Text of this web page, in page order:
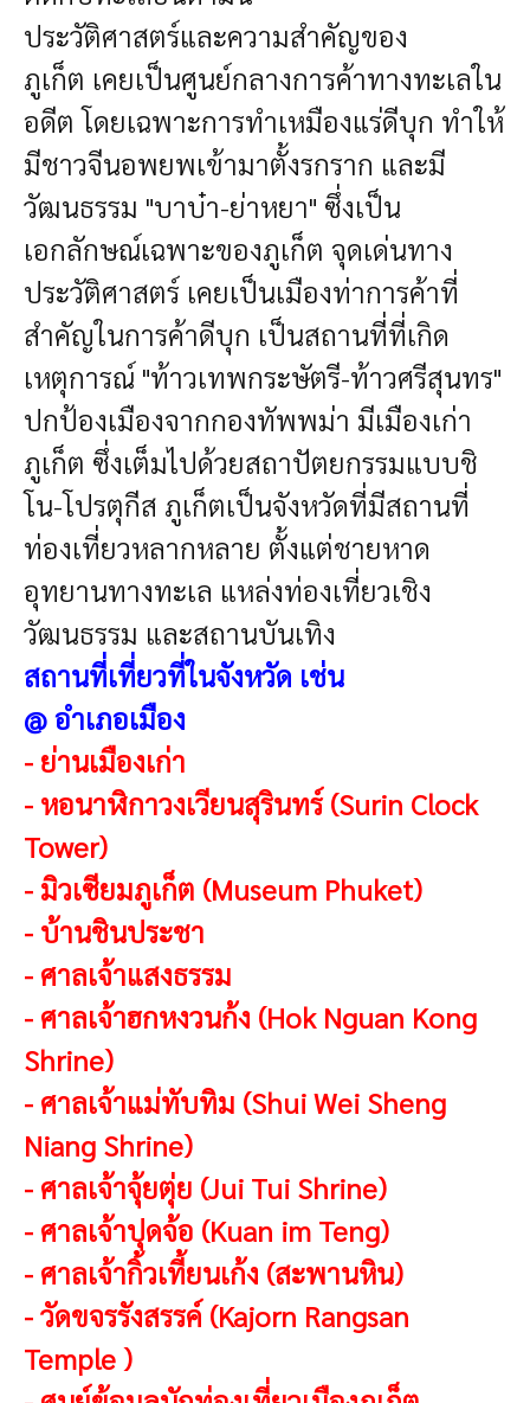
ประวัติศาสตร์และความสำคัญของ
ภูเก็ต เคยเป็นศูนย์กลางการค้าทางทะเลใน
อดีต โดยเฉพาะการทำเหมืองแร่ดีบุก ทำให้
มีชาวจีนอพยพเข้ามาตั้งรกราก และมี
วัฒนธรรม "บาบ๋า-ย่าหยา" ซึ่งเป็น
เอกลักษณ์เฉพาะของภูเก็ต จุดเด่นทาง
ประวัติศาสตร์ เคยเป็นเมืองท่าการค้าที่
สำคัญในการค้าดีบุก เป็นสถานที่ที่เกิด
เหตุการณ์ "ท้าวเทพกระษัตรี-ท้าวศรีสุนทร"
ปกป้องเมืองจากกองทัพพม่า มีเมืองเก่า
ภูเก็ต ซึ่งเต็มไปด้วยสถาปัตยกรรมแบบชิ
โน-โปรตุกีส ภูเก็ตเป็นจังหวัดที่มีสถานที่
ท่องเที่ยวหลากหลาย ตั้งแต่ชายหาด
อุทยานทางทะเล แหล่งท่องเที่ยวเชิง
วัฒนธรรม และสถานบันเทิง
สถานที่เที่ยวที่ในจังหวัด เช่น
@ อำเภอเมือง
- ย่านเมืองเก่า
- หอนาฬิกาวงเวียนสุรินทร์ (Surin Clock
Tower)
- มิวเซียมภูเก็ต (Museum Phuket)
- บ้านชินประชา
- ศาลเจ้าแสงธรรม
- ศาลเจ้าฮกหงวนก้ง (Hok Nguan Kong
Shrine)
- ศาลเจ้าแม่ทับทิม (Shui Wei Sheng
Niang Shrine)
- ศาลเจ้าจุ้ยตุ่ย (Jui Tui Shrine)
- ศาลเจ้าปุดจ้อ (Kuan im Teng)
- ศาลเจ้ากิ้วเที้ยนเก้ง (สะพานหิน)
-วัดขจรรังสรรค์ (Kajorn Rangsan
Temple )